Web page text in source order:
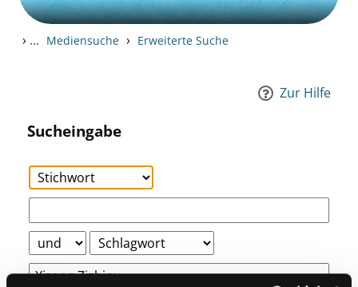
› ... Mediensuche › Erweiterte Suche
Zur Hilfe
Sucheingabe